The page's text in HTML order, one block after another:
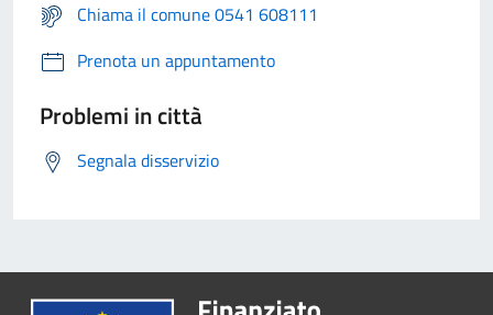
Chiama il comune 0541 608111
Prenota un appuntamento
Problemi in città
Segnala disservizio